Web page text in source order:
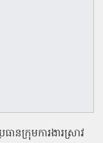
នក្រុមការងារស្រាវ